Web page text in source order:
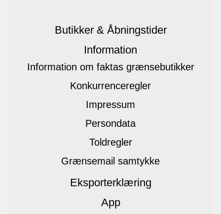
Butikker & Åbningstider
Information
Information om faktas grænsebutikker
Konkurrenceregler
Impressum
Persondata
Toldregler
Grænsemail samtykke
Eksporterklæring
App